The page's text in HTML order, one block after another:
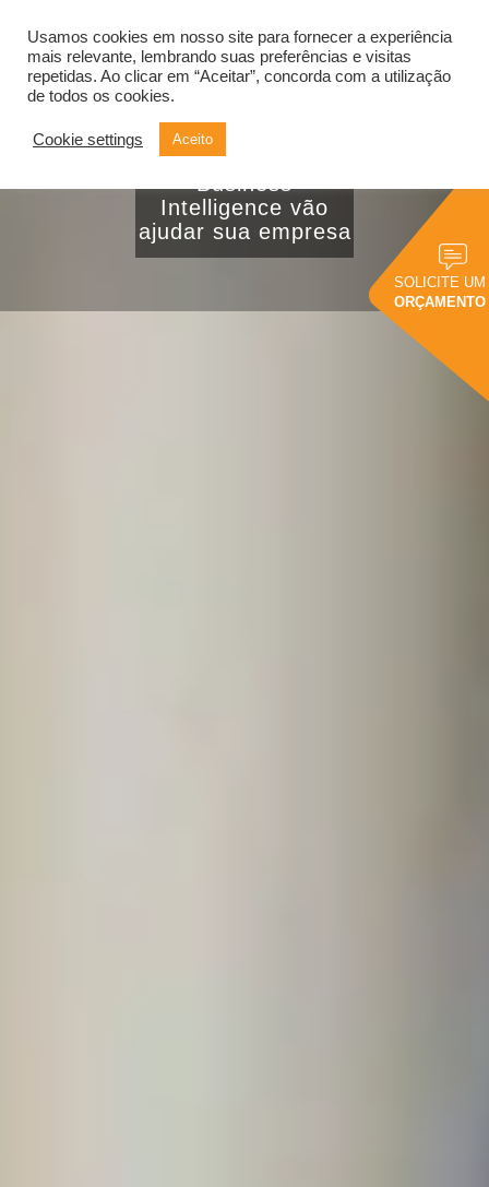
SOLICITE UM
ORÇAMENTO
Alternar
Veja como as
ferramentas de
Business
Intelligence vão
ajudar sua empresa
Usamos cookies em nosso site para fornecer a experiência
mais relevante, lembrando suas preferências e visitas
repetidas. Ao clicar em “Aceitar”, concorda com a utilização
de todos os cookies.
Cookie settings Aceito